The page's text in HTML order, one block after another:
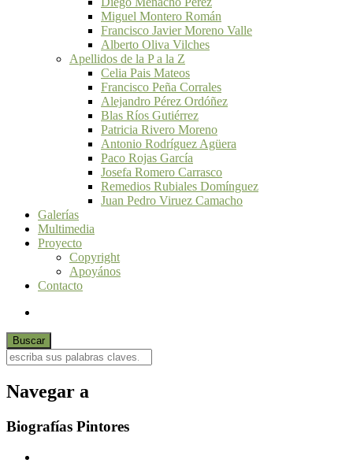
Miguel Montero Román
Francisco Javier Moreno Valle
Alberto Oliva Vilches
Apellidos de la P a la Z
Celia Pais Mateos
Francisco Peña Corrales
Alejandro Pérez Ordóñez
Blas Ríos Gutiérrez
Patricia Rivero Moreno
Antonio Rodríguez Agüera
Paco Rojas García
Josefa Romero Carrasco
Remedios Rubiales Domínguez
Juan Pedro Viruez Camacho
Galerías
Multimedia
Proyecto
Copyright
Apoyános
Contacto
Navegar a
Biografías Pintores